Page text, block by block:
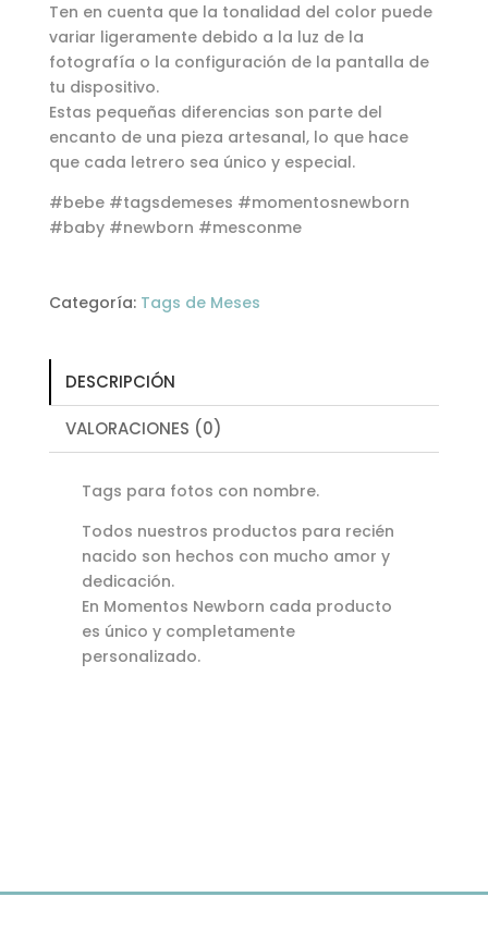
Ten en cuenta que la tonalidad del color puede
variar ligeramente debido a la luz de la
fotografía o la configuración de la pantalla de
tu dispositivo.
Estas pequeñas diferencias son parte del
encanto de una pieza artesanal, lo que hace
que cada letrero sea único y especial.
#bebe #tagsdemeses #momentosnewborn
#baby #newborn #mesconme
Categoría: Tags de Meses
DESCRIPCIÓN
VALORACIONES (0)
Tags para fotos con nombre.
Todos nuestros productos para recién
nacido son hechos con mucho amor y
dedicación.
En Momentos Newborn cada producto
es único y completamente
personalizado.